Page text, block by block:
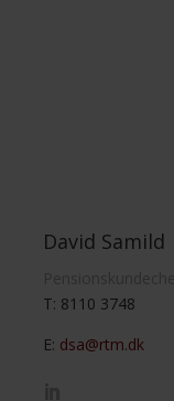
David Samild
T: 8110 3748
E: dsa@rtm.dk